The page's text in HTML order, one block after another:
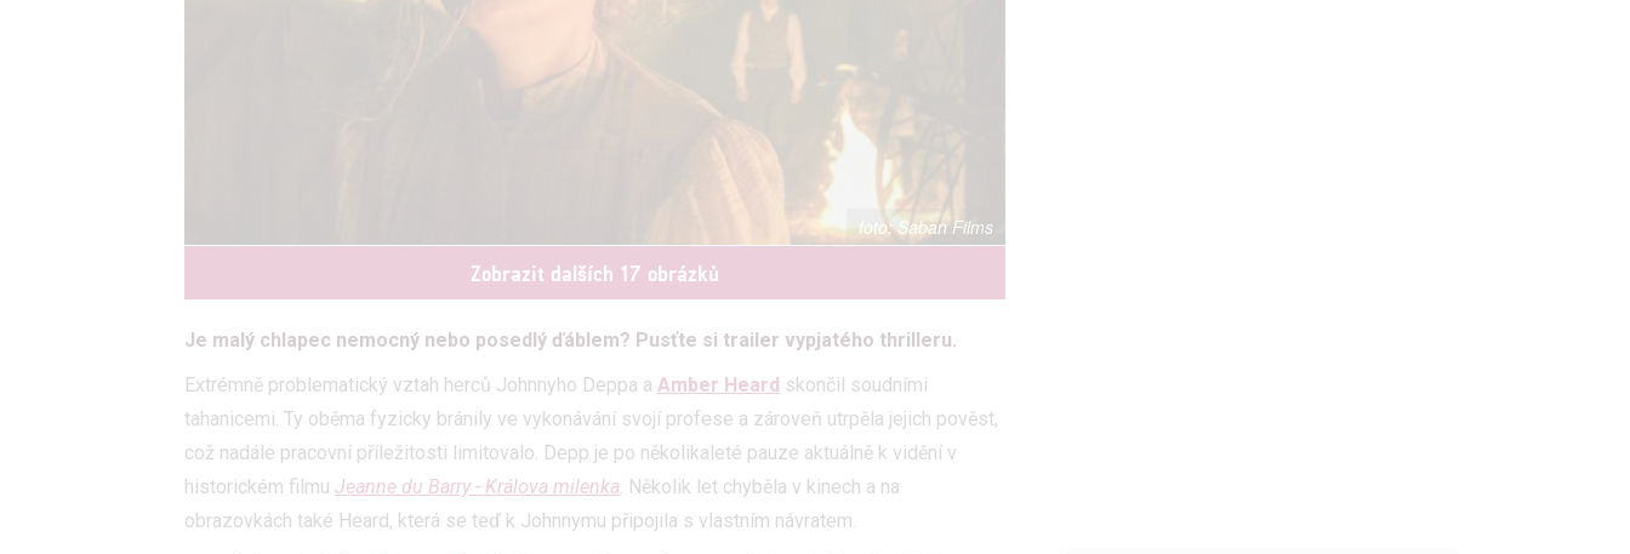
Saban Films
Zobrazit dalších 17 obrázků
Je malý chlapec nemocný nebo posedlý ďáblem? Pusťte si trailer vypjatého thrilleru.
Extrémně problematický vztah herců Johnnyho Deppa a Amber Heard skončil soudními
tahanicemi. Ty oběma fyzicky bránily ve vykonávání svojí profese a zároveň utrpěla jejich pověst,
což nadále pracovní příležitosti limitovalo. Depp je po několikaleté pauze aktuálně k vidění v
historickém filmu Jeanne du Barry - Králova milenka. Několik let chyběla v kinech a na
obrazovkách také Heard, která se teď k Johnnymu připojila s vlastním návratem.